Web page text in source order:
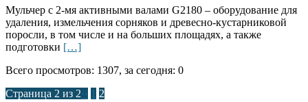
Мульчер с 2-мя активными валами G2180 – оборудование для
удаления, измельчения сорняков и древесно-кустарниковой
поросли, в том числе и на больших площадях, а также
подготовки […]
Всего просмотров: 1307, за сегодня: 0
Страница 2 из 2‹‹ 1 2